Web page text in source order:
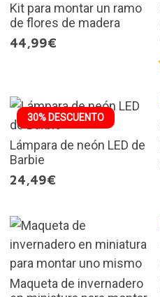
Kit para montar un ramo
de flores de madera
44,99€
30% DESCUENTO
Lámpara de neón LED de
Barbie
24,49€
Maqueta de invernadero